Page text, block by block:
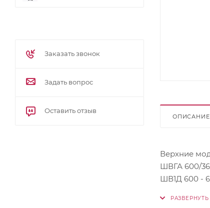
ОПИСАНИЕ
Верхние
ШВГА 600/
ШВ1Д 600 -
Заказать звонок
Задать вопрос
Оставить отзыв